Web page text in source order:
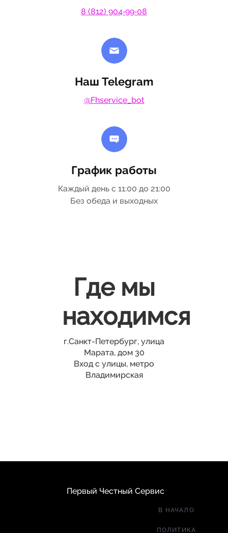
8 (812) 904‑99‑08
Наш Telegram
@Fhservice_bot
График работы
Каждый день с 11:00 до 21:00
Без обеда и выходных
Где мы
находимся
г.Санкт-Петербург, улица
Марата, дом 30
Вход с улицы, метро
Владимирская
Первый Честный Сервис
В НАЧАЛО
ПОЛИТИКА